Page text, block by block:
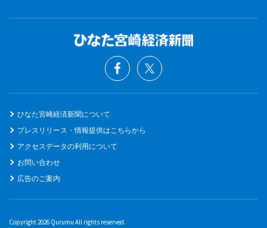
ひなた宮崎経済新聞について
プレスリリース・情報提供はこちらから
アクセスデータの利用について
お問い合わせ
広告のご案内
Copyright 2026 Qurumu All rights reserved.